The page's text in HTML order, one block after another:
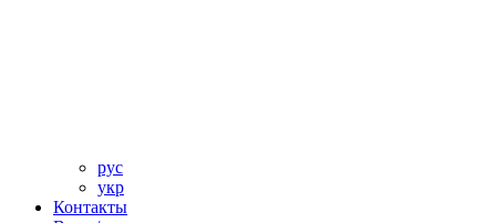
рус
укр
Контакты